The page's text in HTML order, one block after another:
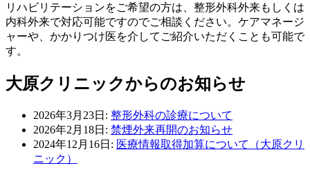
リハビリテーションをご希望の方は、整形外科外来もしくは
内科外来で対応可能ですのでご相談ください。ケアマネージ
ャーや、かかりつけ医を介してご紹介いただくことも可能で
す。
大原クリニックからのお知らせ
2026年3月23日: 整形外科の診療について
2026年2月18日: 禁煙外来再開のお知らせ
2024年12月16日: 医療情報取得加算について（大原クリ
ニック）